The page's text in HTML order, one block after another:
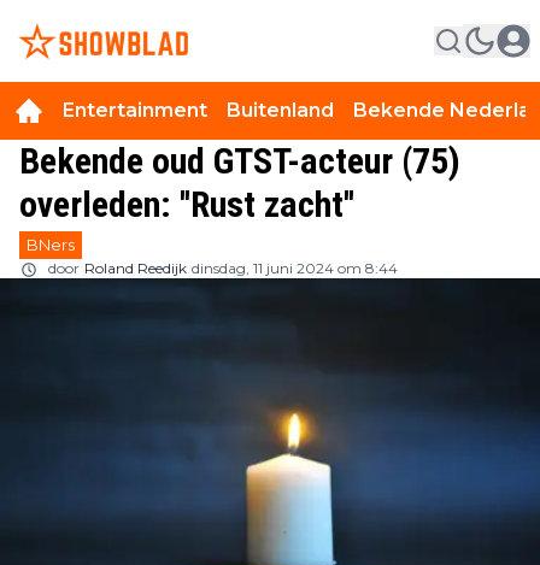
Entertainment Buitenland Bekende
Bekende oud GTST-acteur (75)
overleden: ''Rust zacht''
BNers
door Roland Reedijk dinsdag, 11 juni 2024 om 8:44